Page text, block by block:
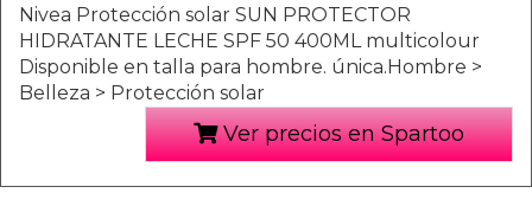
Nivea Protección solar SUN PROTECTOR
HIDRATANTE LECHE SPF 50 400ML multicolour
Disponible en talla para hombre. única.Hombre >
Belleza > Protección solar
Ver precios en Spartoo